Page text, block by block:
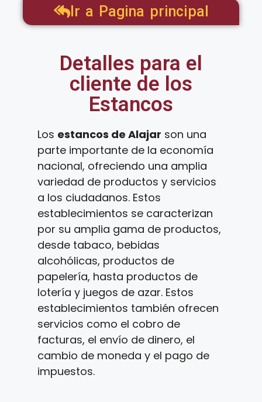
Ir a Pagina principal
Detalles para el
cliente de los
Estancos
Los estancos de Alajar son una
parte importante de la economía
nacional, ofreciendo una amplia
variedad de productos y servicios
a los ciudadanos. Estos
establecimientos se caracterizan
por su amplia gama de productos,
desde tabaco, bebidas
alcohólicas, productos de
papelería, hasta productos de
lotería y juegos de azar. Estos
establecimientos también ofrecen
servicios como el cobro de
facturas, el envío de dinero, el
cambio de moneda y el pago de
impuestos.